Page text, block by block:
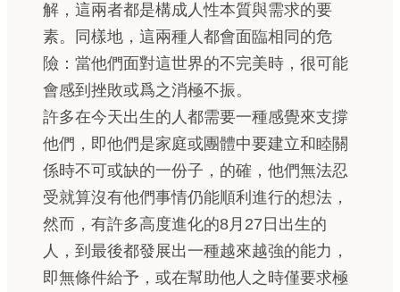
解，這兩者都是構成人性本質與需求的要
素。同樣地，這兩種人都會面臨相同的危
險：當他們面對這世界的不完美時，很可能
會感到挫敗或爲之消極不振。
許多在今天出生的人都需要一種感覺來支撐
他們，即他們是家庭或團體中要建立和睦關
係時不可或缺的一份子，的確，他們無法忍
受就算沒有他們事情仍能順利進行的想法，
然而，有許多高度進化的8月27日出生的
人，到最後都發展出一種越來越強的能力，
即無條件給予，或在幫助他人之時僅要求極